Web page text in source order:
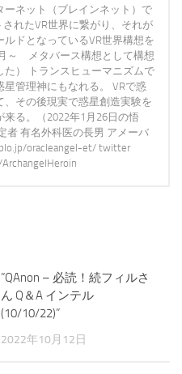
ーネット（ブレインネット）で
れたVR世界に繋がり、それが
ドとなっているVR世界構想を
～ メタバース構想として構想
た） トランスヒューマニズムで
星管理神にもなれる。 VRで惑
、その後現実で惑星創造実験を
来る。（2022年1月26日の悟
者 有名外科医の長男 アメーバ
oracleangel-et/ twitter
”QAnon – 必読！続フィルさ
ん Q＆A インテル
(10/10/22)”
2022年10月12日